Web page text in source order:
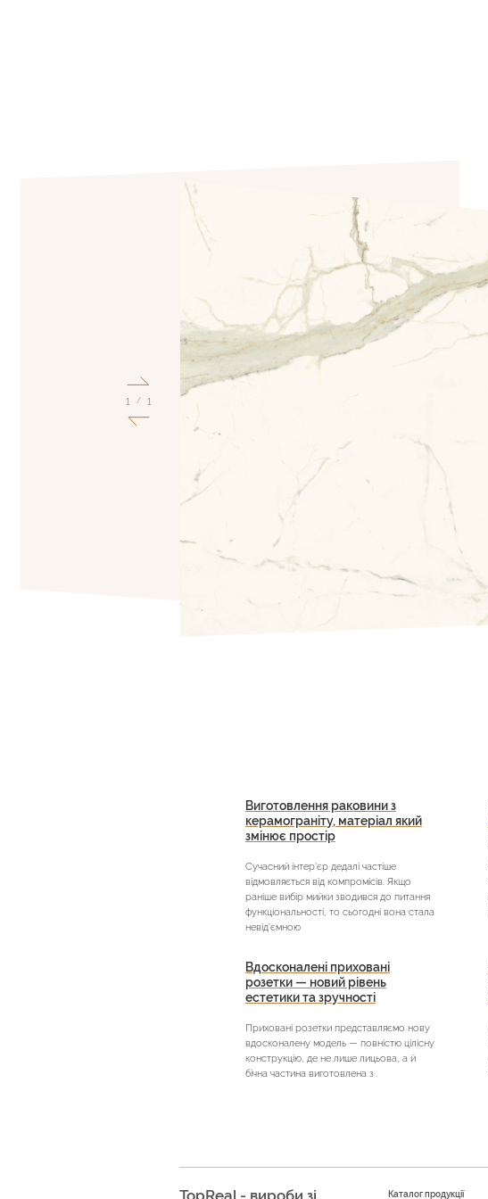
1 / 1
Виготовлення раковини з
керамограніту, матеріал який
змінює простір
Сучасний інтер’єр дедалі частіше
відмовляється від компромісів. Якщо
раніше вибір мийки зводився до питання
функціональності, то сьогодні вона стала
невід’ємною
Вдосконалені приховані
розетки — новий рівень
естетики та зручності
Приховані розетки представляємо нову
вдосконалену модель — повністю цілісну
конструкцію, де не лише лицьова, а й
бічна частина виготовлена з
TopReal - вироби зі Каталог продукції